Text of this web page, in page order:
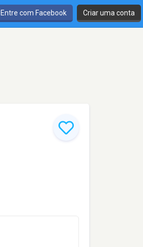
Entre com Facebook Criar uma conta